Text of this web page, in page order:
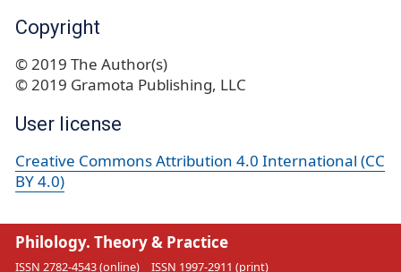
Copyright
© 2019 The Author(s)
© 2019 Gramota Publishing, LLC
User license
Creative Commons Attribution 4.0 International (CC
BY 4.0)
Philology. Theory & Practice
ISSN 2782-4543 (online) ISSN 1997-2911 (print)